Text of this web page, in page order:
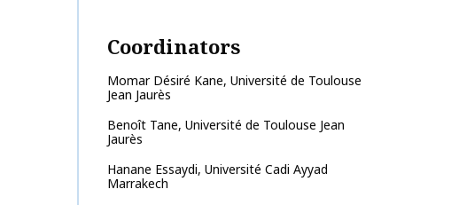
Coordinators
Momar Désiré Kane, Université de Toulouse
Jean Jaurès
Benoît Tane, Université de Toulouse Jean
Jaurès
Hanane Essaydi, Université Cadi Ayyad
Marrakech